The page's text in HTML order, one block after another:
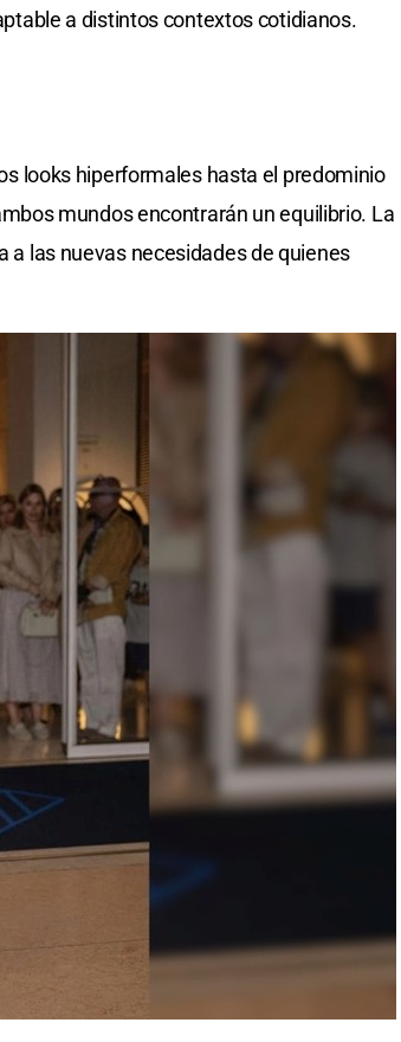
a distintos contextos cotidianos.
looks hiperformales hasta el predominio
mundos encontrarán un equilibrio. La
las nuevas necesidades de quienes